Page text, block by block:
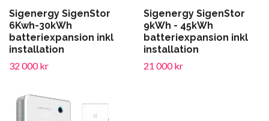
Sigenergy SigenStor
6Kwh-30kWh
batteriexpansion inkl
installation
32 000 kr
Sigenergy SigenStor
9kWh - 45kWh
batteriexpansion inkl
installation
21 000 kr